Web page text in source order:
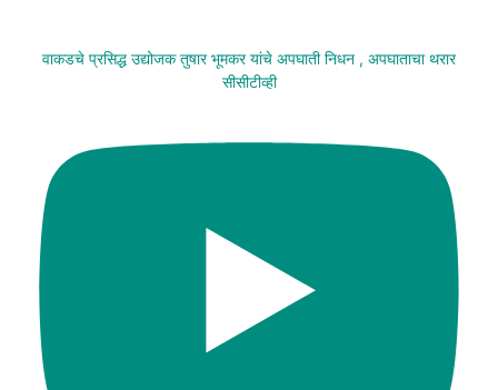
वाकडचे प्रसिद्ध उद्योजक तुषार भूमकर यांचे अपघाती निधन , अपघाताचा थरार
सीसीटीव्ही